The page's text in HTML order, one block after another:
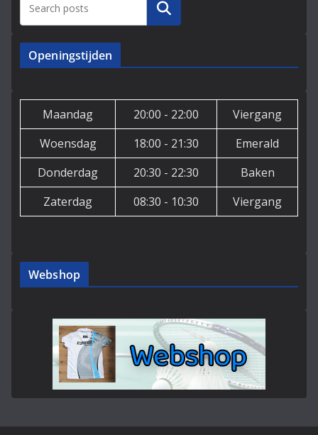
Zoeken
Openingstijden
Maandag 20:00 - 22:00
Viergang
Woensdag
18:00 - 21:30
Emerald
Donderdag
20:30 - 22:30
Baken
Zaterdag
08:30 - 10:30 Viergang
Webshop